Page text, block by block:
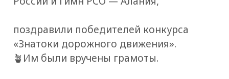
поздравили победителей конкурса
«Знатоки дорожного движения».
🪴Им были вручены грамоты.